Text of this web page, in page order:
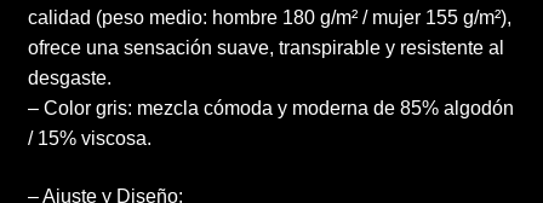
calidad (peso medio: hombre 180 g/m² / mujer 155 g/m²),
ofrece una sensación suave, transpirable y resistente al
desgaste.
– Color gris: mezcla cómoda y moderna de 85% algodón
/ 15% viscosa.
– Ajuste y Diseño: